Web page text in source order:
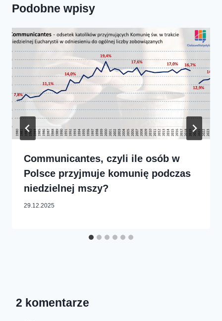
Podobne wpisy
Communicantes, czyli ile osób w
Polsce przyjmuje komunię podczas
niedzielnej mszy?
29.12.2025
2 komentarze